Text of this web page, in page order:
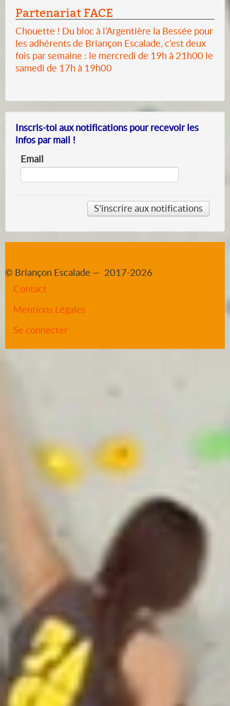
Partenariat FACE
Chouette ! Du bloc à l’Argentière la Bessée pour
les adhérents de Briançon Escalade, c’est deux
fois par semaine : le mercredi de 19h à 21h00 le
samedi de 17h à 19h00
Inscris-toi aux notifications pour recevoir les
infos par mail !
Email
© Briançon Escalade — 2017-2026
Contact
Mentions Légales
Se connecter